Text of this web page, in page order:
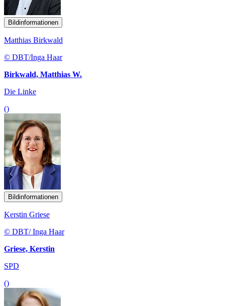
Bildinformationen
Matthias Birkwald
© DBT/Inga Haar
Birkwald, Matthias W.
Die Linke
()
Bildinformationen
Kerstin Griese
© DBT/ Inga Haar
Griese, Kerstin
SPD
()